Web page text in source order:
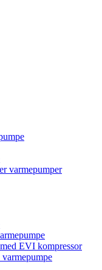
varmepumper
EVI kompressor